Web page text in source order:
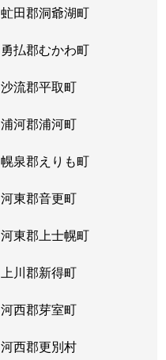
虻田郡洞爺湖町
勇払郡むかわ町
沙流郡平取町
浦河郡浦河町
幌泉郡えりも町
河東郡音更町
河東郡上士幌町
上川郡新得町
河西郡芽室町
河西郡更別村